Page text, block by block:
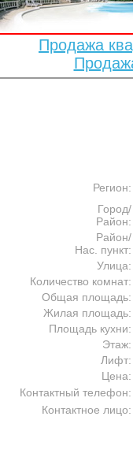
Продажа
Регион:
Город/
Район:
Район/
Нас. пункт:
Улица:
Количество комнат:
Общая площадь:
Жилая площадь:
Площадь кухни:
Этаж:
Лифт:
Цена:
Контактный телефон:
Контактное лицо: